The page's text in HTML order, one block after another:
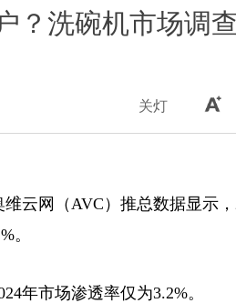
？洗碗机市场调查
关灯
云网（AVC）推总数据显示，
。
年市场渗透率仅为3.2%。